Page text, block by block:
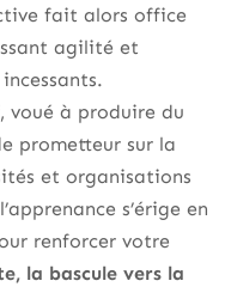
fait alors office
agilité et
voué à produire du
prometteur sur la
et organisations
s’érige en
renforcer votre
la bascule vers la